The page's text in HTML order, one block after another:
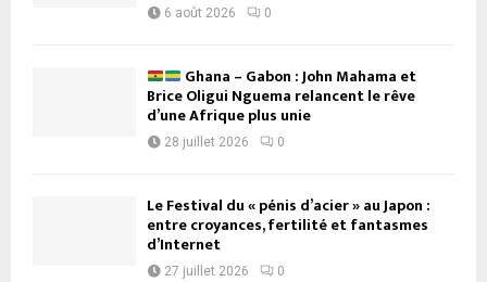
6 août 2026 0
Ghana – Gabon : John Mahama et
Brice Oligui Nguema relancent le rêve
d’une Afrique plus unie
28 juillet 2026 0
Le Festival du « pénis d’acier » au Japon :
entre croyances, fertilité et fantasmes
d’Internet
27 juillet 2026 0